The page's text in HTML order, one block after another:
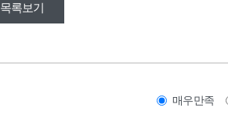
목록보기
매우만족